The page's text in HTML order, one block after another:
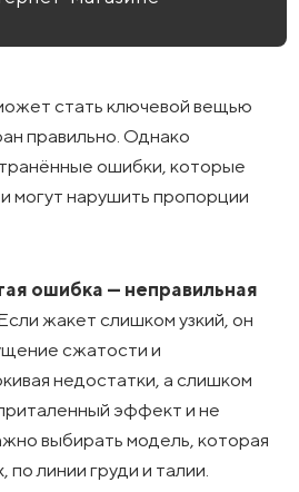
стать ключевой вещью
правильно. Однако
ошибки, которые
могут нарушить пропорции
ошибка — неправильная
жакет слишком узкий, он
сжатости и
недостатки, а слишком
эффект и не
выбирать модель, которая
по линии груди и талии.